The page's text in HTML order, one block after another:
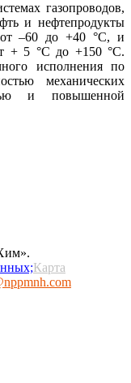
газопроводов,
и нефтепродукты
–60 до +40 °С, и
+ 5 °С до +150 °С.
исполнения по
механических
и повышенной
Карта